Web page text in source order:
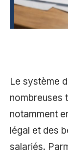
Le système
nombreuses
notamment
légal et des
salariés.